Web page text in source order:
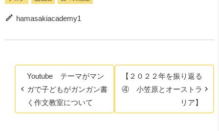
hamasakiacademy1
Youtube テーマがマン
ガで子どもがガンガン書
く作文教室について
【２０２２年を振り返る
④ 小笠原とオーストラ
リア】